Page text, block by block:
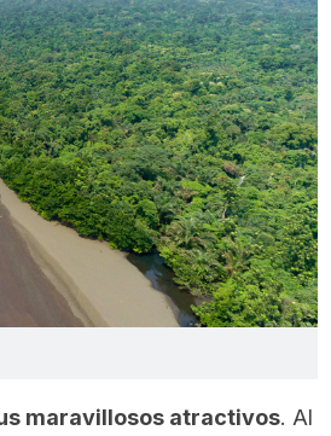
maravillosos atractivos. Al